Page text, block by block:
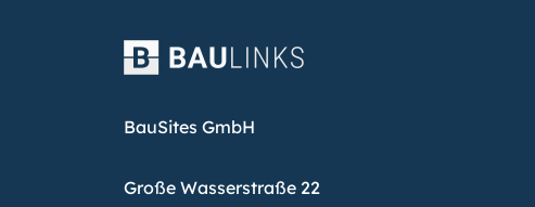
BauSites GmbH
Große Wasserstraße 22